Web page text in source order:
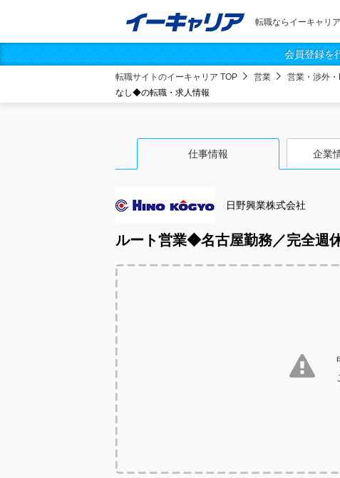
転職ならイーキャリア
会員登録を
転職サイトのイーキャリア TOP 営業 営業・渉外・
なし◆の転職・求人情報
仕事情報 企業
日野興業株式会社
ルート営業◆名古屋勤務／完全週